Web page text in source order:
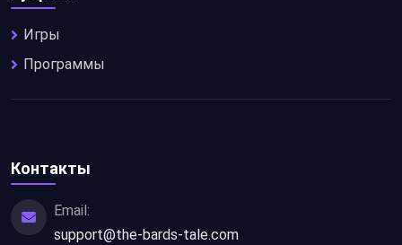
Игры
Программы
Контакты
Email:
support@the-bards-tale.com